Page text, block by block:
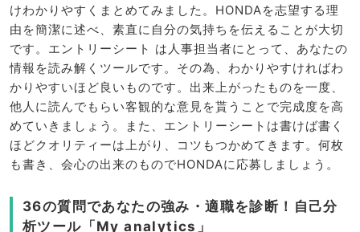
けわかりやすくまとめてみました。HONDAを志望する理
由を簡潔に述べ、素直に自分の気持ちを伝えることが大切
です。エントリーシート は人事担当者にとって、あなたの
情報を読み解くツールです。その為、わかりやすければわ
かりやすいほど良いものです。出来上がったものを一度、
他人に読んでもらい客観的な意見を貰うことで完成度を高
めていきましょう。また、エントリーシートは書けば書く
ほどクオリティーは上がり、コツもつかめてきます。何枚
も書き、会心の出来のものでHONDAに応募しましょう。
36の質問であなたの強み・適職を診断！自己分
析ツール「My analytics」